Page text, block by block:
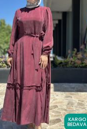
KARGO
BEDAVA